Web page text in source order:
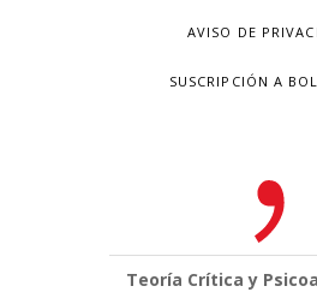
AVISO DE
SUSCRIPCIÓN A
Teoría Crítica y